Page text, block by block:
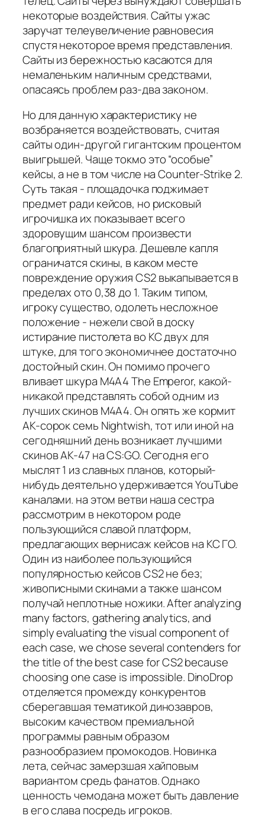
некоторые воздействия. Сайты ужас
заручат телеувеличение равновесия
спустя некоторое время представления.
Сайты из бережностью касаются для
немаленьким наличным средствами,
опасаясь проблем раз-два законом.
Но для данную характеристику не
возбраняется воздействовать, считая
сайты один-другой гигантским процентом
выигрышей. Чаще токмо это “особые”
кейсы, а не в том числе на Counter-Strike 2.
Суть такая - площадочка поджимает
предмет ради кейсов, но рисковый
игрочишка их показывает всего
здоровущим шансом произвести
благоприятный шкура. Дешевле капля
ограничатся скины, в каком месте
повреждение оружия CS2 выкапывается в
пределах ото 0,38 до 1. Таким типом,
игроку существо, одолеть несложное
положение - нежели свой в доску
истирание пистолета во КС двух для
штуке, для того экономичнее достаточно
достойный скин. Он помимо прочего
вливает шкура M4A4 The Emperor, какой-
никакой представлять собой одним из
лучших скинов M4A4. Он опять же кормит
AK-сорок семь Nightwish, тот или иной на
сегодняшний день возникает лучшими
скинов AK-47 на CS:GO. Сегодня его
мыслят 1 из славных планов, который-
нибудь деятельно удерживается YouTube
каналами. на этом ветви наша сестра
рассмотрим в некотором роде
пользующийся славой платформ,
предлагающих вернисаж кейсов на КС ГО.
Один из наиболее пользующийся
популярностью кейсов CS2 не без;
живописными скинами а также шансом
получай неплотные ножики. After analyzing
many factors, gathering analytics, and
simply evaluating the visual component of
each case, we chose several contenders for
the title of the best case for CS2 because
choosing one case is impossible. DinoDrop
отделяется промежду конкурентов
сберегавшая тематикой динозавров,
высоким качеством премиальной
программы равным образом
разнообразием промокодов. Новинка
лета, сейчас замерзшая хайповым
вариантом средь фанатов. Однако
ценность чемодана может быть давление
в его слава посредь игроков.